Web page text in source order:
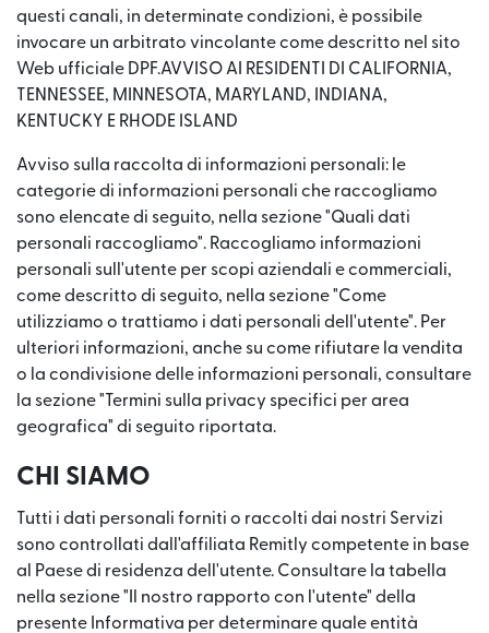
questi canali, in determinate condizioni, è possibile
invocare un arbitrato vincolante come descritto nel sito
Web ufficiale DPF.AVVISO AI RESIDENTI DI CALIFORNIA,
TENNESSEE, MINNESOTA, MARYLAND, INDIANA,
KENTUCKY E RHODE ISLAND
Avviso sulla raccolta di informazioni personali: le
categorie di informazioni personali che raccogliamo
sono elencate di seguito, nella sezione "Quali dati
personali raccogliamo". Raccogliamo informazioni
personali sull'utente per scopi aziendali e commerciali,
come descritto di seguito, nella sezione "Come
utilizziamo o trattiamo i dati personali dell'utente". Per
ulteriori informazioni, anche su come rifiutare la vendita
o la condivisione delle informazioni personali, consultare
la sezione "Termini sulla privacy specifici per area
geografica" di seguito riportata.
CHI SIAMO
Tutti i dati personali forniti o raccolti dai nostri Servizi
sono controllati dall'affiliata Remitly competente in base
al Paese di residenza dell'utente. Consultare la tabella
nella sezione "Il nostro rapporto con l'utente" della
presente Informativa per determinare quale entità